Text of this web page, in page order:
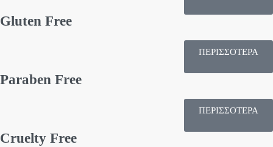
Gluten Free
ΠΕΡΙΣΣΟΤΕΡΑ
Paraben Free
ΠΕΡΙΣΣΟΤΕΡΑ
Cruelty Free